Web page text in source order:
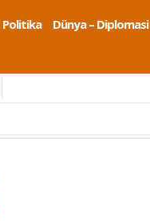
Politika Dünya – Diplomasi